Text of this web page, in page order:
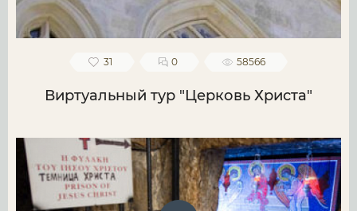
31 0 58566
Виртуальный тур "Церковь Христа"